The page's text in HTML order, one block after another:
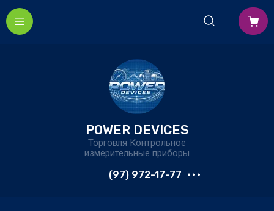
POWER DEVICES
Торговля Контрольное
измерительные приборы
(97) 972-17-77